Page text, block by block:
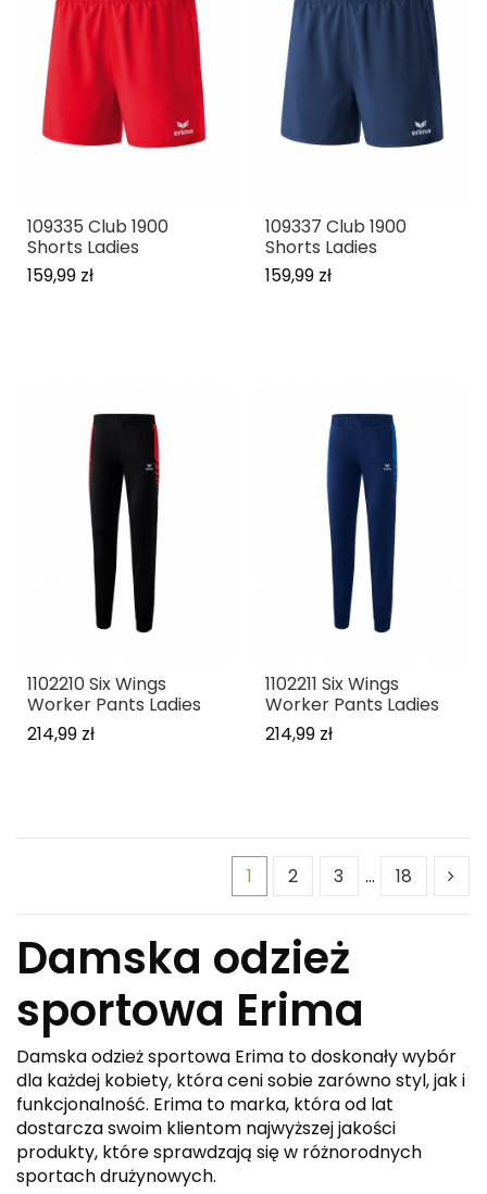
109335 Club 1900
Shorts Ladies
159,99 zł
109337 Club 1900
Shorts Ladies
159,99 zł
1102210 Six Wings
Worker Pants Ladies
214,99 zł
1102211 Six Wings
Worker Pants Ladies
214,99 zł
1 2 3 … 18
Damska odzież
sportowa Erima
Damska odzież sportowa Erima to doskonały wybór
dla każdej kobiety, która ceni sobie zarówno styl, jak i
funkcjonalność. Erima to marka, która od lat
dostarcza swoim klientom najwyższej jakości
produkty, które sprawdzają się w różnorodnych
sportach drużynowych.